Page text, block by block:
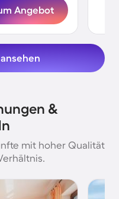
Angebot
&
mit hoher Qualität